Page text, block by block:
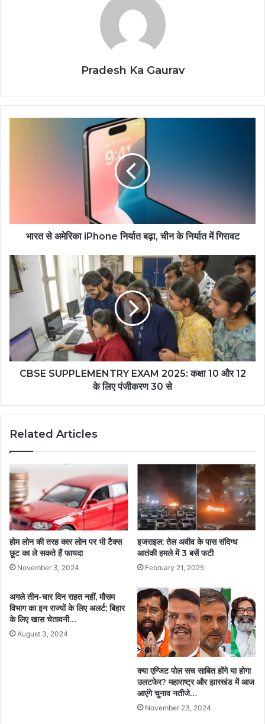
Pradesh Ka Gaurav
भारत से अमेरिका iPhone निर्यात बढ़ा, चीन के निर्यात में गिरावट
CBSE SUPPLEMENTRY EXAM 2025: कक्षा 10 और 12
के लिए पंजीकरण 30 से
Related Articles
होम लोन की तरह कार लोन पर भी टैक्‍स
छूट का ले सकते हैं फायदा
November 3, 2024
इजराइल: तेल अवीव के पास संदिग्ध
आतंकी हमले में 3 बसें फटी
February 21, 2025
अगले तीन-चार दिन राहत नहीं, मौसम
विभाग का इन राज्यों के लिए अलर्ट; बिहार
के लिए खास चेतावनी…
August 3, 2024
क्या एग्जिट पोल सच साबित होंगे या होगा
उलटफेर? महाराष्ट्र और झारखंड में आज
आएंगे चुनाव नतीजे…
November 23, 2024